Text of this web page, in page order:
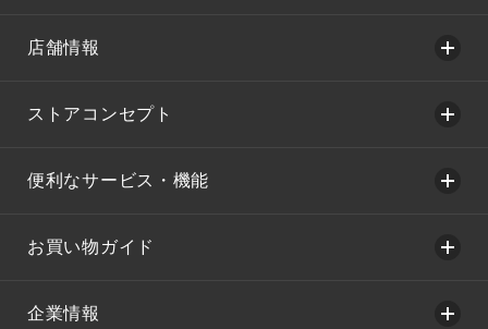
店舗情報
ストアコンセプト
便利なサービス・機能
お買い物ガイド
企業情報